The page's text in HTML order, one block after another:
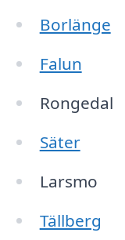
Borlänge
Falun
Rongedal
Säter
Larsmo
Tällberg